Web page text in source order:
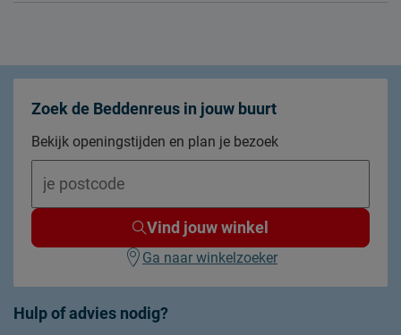
Hulp of advies nodig?
Zoek de Beddenreus in jouw buurt
Bekijk openingstijden en plan je bezoek
Vind jouw winkel
Ga naar winkelzoeker